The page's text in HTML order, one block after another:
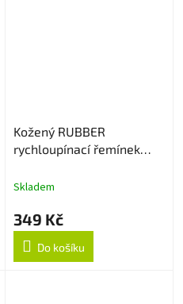
Kožený RUBBER
rychloupínací řemínek
Skladem
349 Kč
Do košíku